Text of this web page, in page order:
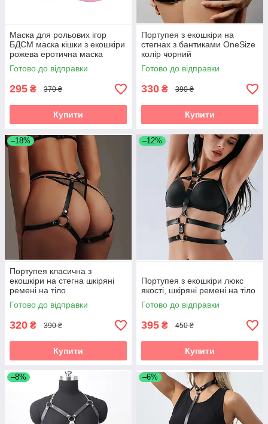
Маска для рольових ігор
БДСМ маска кішки з екошкіри
рожева еротична маска
Готово до відправки
295 ₴ 370 ₴
Купити
Портупея з екошкіри на
стегнах з бантиками OneSize
колір чорний
Готово до відправки
330 ₴ 390 ₴
Купити
–18%
Портупея класична з
екошкіри на стегна шкіряні
ремені на тіло
Готово до відправки
320 ₴ 390 ₴
Купити
–12%
Портупея з екошкіри люкс
якості, шкіряні ремені на тіло
Готово до відправки
395 ₴ 450 ₴
Купити
–8% –6%